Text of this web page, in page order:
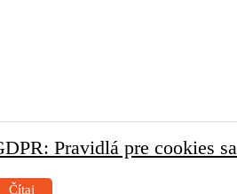
Pravidlá pre cookies
Čítaj